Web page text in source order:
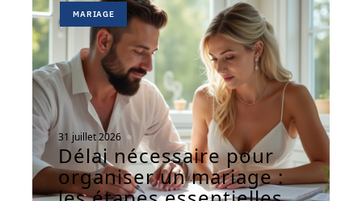
MARIAGE
31 juillet 2026
Délai nécessaire pour
organiser un mariage :